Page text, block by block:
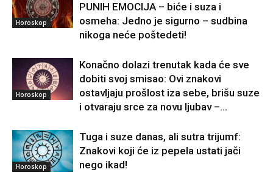
Horoskop
PUNIH EMOCIJA – biće i suza i
osmeha: Jedno je sigurno – sudbina
nikoga neće poštedeti!
Horoskop
Konačno dolazi trenutak kada će sve
dobiti svoj smisao: Ovi znakovi
ostavljaju prošlost iza sebe, brišu suze
i otvaraju srce za novu ljubav –...
Horoskop
Tuga i suze danas, ali sutra trijumf:
Znakovi koji će iz pepela ustati jači
nego ikad!